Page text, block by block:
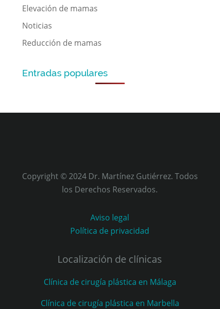
Elevación de mamas
Noticias
Reducción de mamas
Entradas populares
Copyright © 2024 Dr. Martínez Gutiérrez. Todos
los Derechos Reservados.
Aviso legal
Política de privacidad
Localización de clínicas
Clínica de cirugía plástica en Málaga
Clínica de cirugía plástica en Marbella